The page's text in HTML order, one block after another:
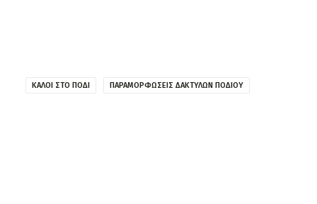
ΚΆΛΟΙ ΣΤΟ ΠΌΔΙ ΠΑΡΑΜΟΡΦΏΣΕΙΣ ΔΑΚΤΎΛΩΝ ΠΟΔΙΟΎ